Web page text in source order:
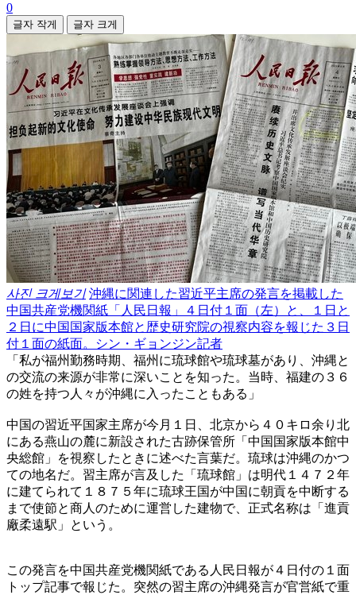
0
글자 작게 글자 크게
사진 크게보기 沖縄に関連した習近平主席の発言を掲載した
中国共産党機関紙「人民日報」４日付１面（左）と、１日と
２日に中国国家版本館と歴史研究院の視察内容を報じた３日
付１面の紙面。シン・ギョンジン記者
「私が福州勤務時期、福州に琉球館や琉球墓があり、沖縄と
の交流の来源が非常に深いことを知った。当時、福建の３６
の姓を持つ人々が沖縄に入ったこともある」
中国の習近平国家主席が今月１日、北京から４０キロ余り北
にある燕山の麓に新設された古跡保管所「中国国家版本館中
央総館」を視察したときに述べた言葉だ。琉球は沖縄のかつ
ての地名だ。習主席が言及した「琉球館」は明代１４７２年
に建てられて１８７５年に琉球王国が中国に朝貢を中断する
まで使節と商人のために運営した建物で、正式名称は「進貢
廠柔遠駅」という。
この発言を中国共産党機関紙である人民日報が４日付の１面
トップ記事で報じた。突然の習主席の沖縄発言が官営紙で重